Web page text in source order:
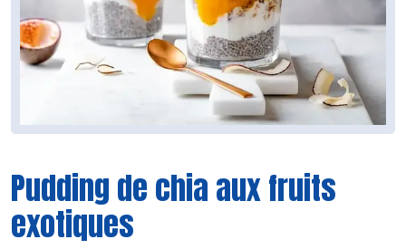
Pudding de chia aux fruits
exotiques